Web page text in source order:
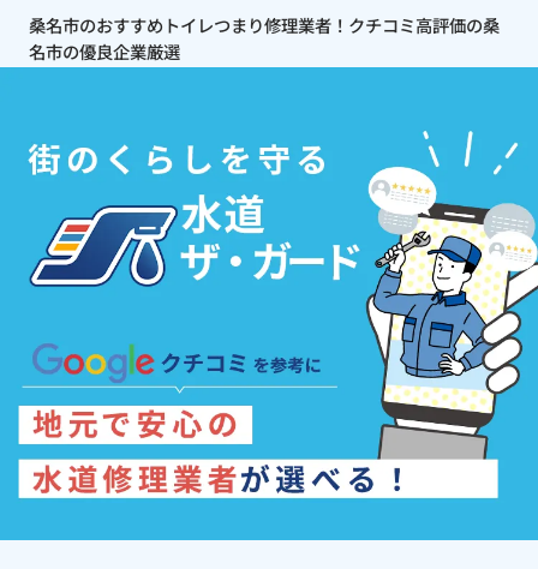
桑名市のおすすめトイレつまり修理業者！クチコミ高評価の桑
名市の優良企業厳選